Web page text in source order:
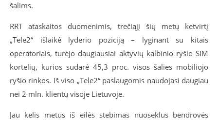
šalims.
RRT ataskaitos duomenimis, trečiąjį šių metų ketvirtį
„Tele2“ išlaikė lyderio poziciją – lyginant su kitais
operatoriais, turėjo daugiausiai aktyvių kalbinio ryšio SIM
kortelių, kurios sudarė 45,3 proc. visos šalies mobiliojo
ryšio rinkos. Iš viso „Tele2“ paslaugomis naudojasi daugiau
nei 2 mln. klientų visoje Lietuvoje.
Jau kelis metus iš eilės stebimas nuoseklus bendrovės